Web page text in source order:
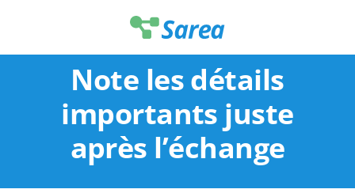
contenu
Note les détails
importants juste
après l’échange